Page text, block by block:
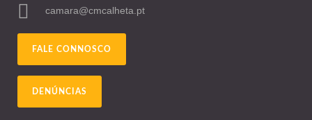
camara@cmcalheta.pt
FALE CONNOSCO
DENÚNCIAS